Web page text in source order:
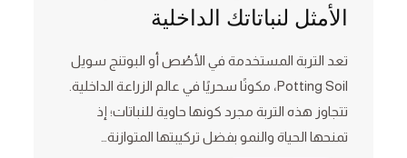
الأمثل لنباتاتك الداخلية
تعد التربة المستخدمة في الأصُص أو البوتنج سويل
Potting Soil، مكونًا سحريًا في عالم الزراعة الداخلية.
تتجاوز هذه التربة مجرد كونها حاوية للنباتات؛ إذ
تمنحها الحياة والنمو بفضل تركيبتها المتوازنة…